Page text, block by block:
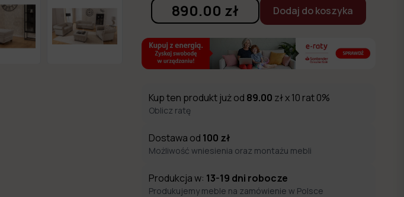
890.00 zł Dodaj do koszyka
Kup ten produkt już od 89.00 zł x 10 rat 0%
Oblicz ratę
Dostawa od 100 zł
Możliwość wniesienia oraz montażu mebli
Produkcja w: 13-19 dni robocze
Produkujemy meble na zamówienie w Polsce